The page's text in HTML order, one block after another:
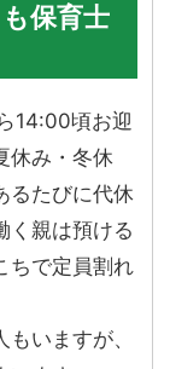
保育士
14:00頃お迎
休み・冬休
るたびに代休
く親は預ける
ちで定員割れ
いますが、